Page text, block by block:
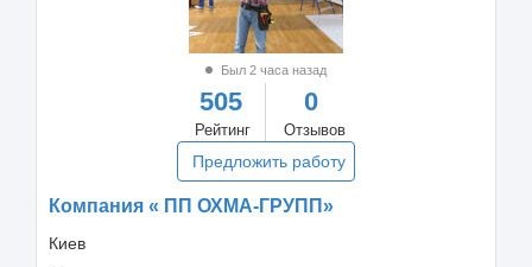
Был 2 часа назад
505
Рейтинг
0
Отзывов
Предложить работу
Компания « ПП ОХМА-ГРУПП»
Киев